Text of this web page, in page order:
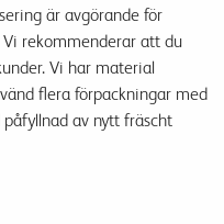
är avgörande för
rekommenderar att du
Vi har material
flera förpackningar med
av nytt fräscht